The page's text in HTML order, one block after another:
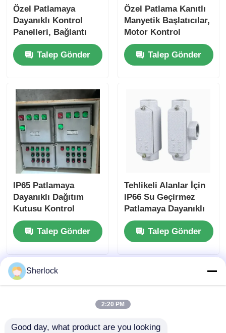
Özel Patlamaya
Dayanıklı Kontrol
Panelleri, Bağlantı
Kutuları ve Elektrik
PanolarıTalep Gönder
Özel Patlama Kanıtlı
Manyetik Başlatıcılar,
Motor Kontrol
Panelleri ve Su
Pompası Kontrol
Kutuları
Talep Gönder
IP65 Patlamaya
Dayanıklı Dağıtım
Kutusu Kontrol
Paneli Korozyona
DirençliTalep Gönder
Tehlikeli Alanlar İçin
IP66 Su Geçirmez
Patlamaya Dayanıklı
Kutu Ex D IIC T6 Gb /
Ex T IIIC T80°C Db
Talep Gönder
Sherlock
2:20 PM
Good day, what product are you looking